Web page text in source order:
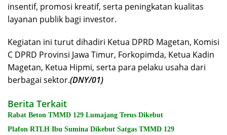
insentif, promosi kreatif, serta peningkatan kualitas
layanan publik bagi investor.
Kegiatan ini turut dihadiri Ketua DPRD Magetan, Komisi
C DPRD Provinsi Jawa Timur, Forkopimda, Ketua Kadin
Magetan, Ketua Hipmi, serta para pelaku usaha dari
berbagai sektor.(DNY/01)
Berita Terkait
Rabat Beton TMMD 129 Lumajang Terus Dikebut
Plafon RTLH Ibu Sumina Dikebut Satgas TMMD 129